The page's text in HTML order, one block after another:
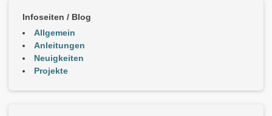
Infoseiten / Blog
Allgemein
Anleitungen
Neuigkeiten
Projekte